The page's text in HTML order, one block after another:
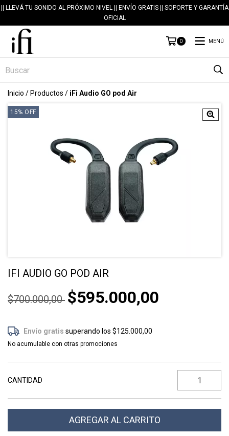
|| LLEVÁ TU SONIDO AL PRÓXIMO NIVEL || ENVÍO GRATIS || SOPORTE Y GARANTÍA
OFICIAL
0 MENÚ
Inicio / Productos / iFi Audio GO pod Air
15% OFF
IFI AUDIO GO POD AIR
$700.000,00 $595.000,00
Envío gratis superando los$125.000,00
No acumulable con otras promociones
CANTIDAD